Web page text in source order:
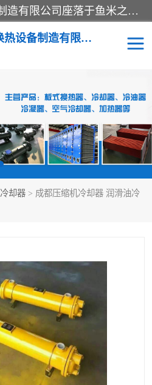
泰州市金锐达换热设备制造有限公司座落于鱼米之乡、祥泰之州一江苏泰州。是一家多年从事换热设备研究、设计、制造、销售、服务于一体的生产企业。
泰州市金锐达换热设备制造有限公司
冷却器 > 成都压缩机冷却器 润滑油冷
换热器
预热器